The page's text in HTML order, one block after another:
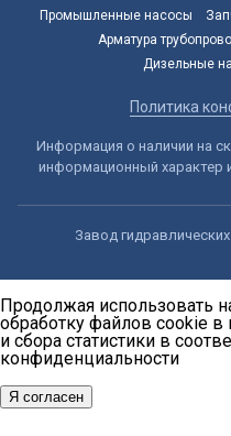
Промышленные насосы
Арматура
Дизельные
Политика
Информация о наличии на
информационный характер
Завод
Продолжая использовать
обработку файлов cookie в
и сбора статистики в
конфиденциальности
Я согласен